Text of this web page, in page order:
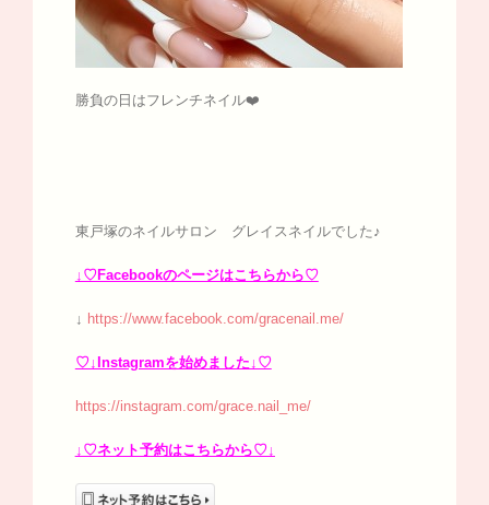
勝負の日はフレンチネイル❤️
東戸塚のネイルサロン グレイスネイルでした♪
↓♡Facebookのページはこちらから♡
↓ https://www.facebook.com/gracenail.me/
♡↓Instagramを始めました↓♡
https://instagram.com/grace.nail_me/
↓♡ネット予約はこちらから♡↓